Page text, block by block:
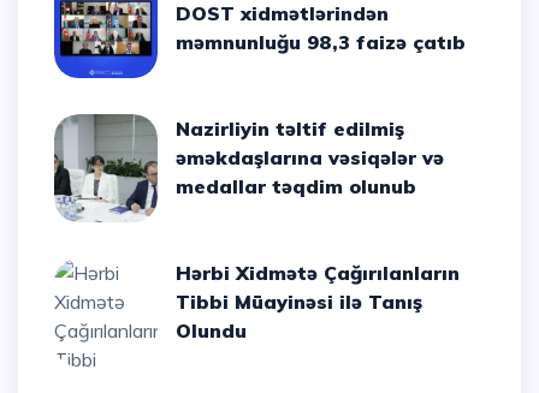
DOST xidmətlərindən
məmnunluğu 98,3 faizə çatıb
Nazirliyin təltif edilmiş
əməkdaşlarına vəsiqələr və
medallar təqdim olunub
Hərbi Xidmətə Çağırılanların
Tibbi Müayinəsi ilə Tanış
Olundu